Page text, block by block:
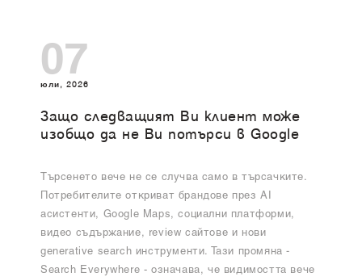
07
юли, 2026
Защо следващият Ви клиент може
изобщо да не Ви потърси в Google
Търсенето вече не се случва само в търсачките.
Потребителите откриват брандове през AI
асистенти, Google Maps, социални платформи,
видео съдържание, review сайтове и нови
generative search инструменти. Тази промяна -
Search Everywhere - означава, че видимостта вече